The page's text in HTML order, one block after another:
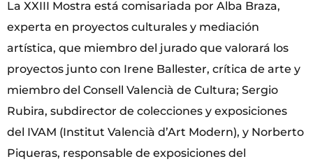
La XXIII Mostra está comisariada por Alba Braza,
experta en proyectos culturales y mediación
artística, que miembro del jurado que valorará los
proyectos junto con Irene Ballester, crítica de arte y
miembro del Consell Valencià de Cultura; Sergio
Rubira, subdirector de colecciones y exposiciones
del IVAM (Institut Valencià d’Art Modern), y Norberto
Piqueras, responsable de exposiciones del